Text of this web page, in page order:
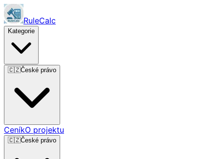
RuleCalc
Kategorie
🇨🇿České právo
CeníkO projektu
🇨🇿České právo